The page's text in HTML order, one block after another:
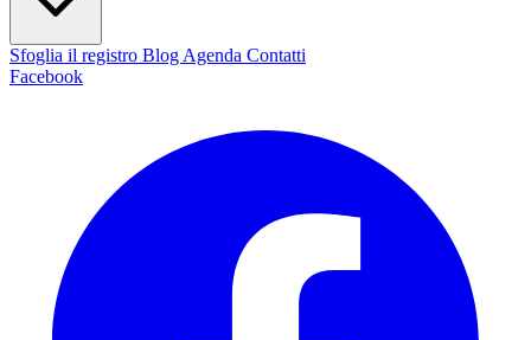
Sfoglia il registro Blog Agenda Contatti
Facebook